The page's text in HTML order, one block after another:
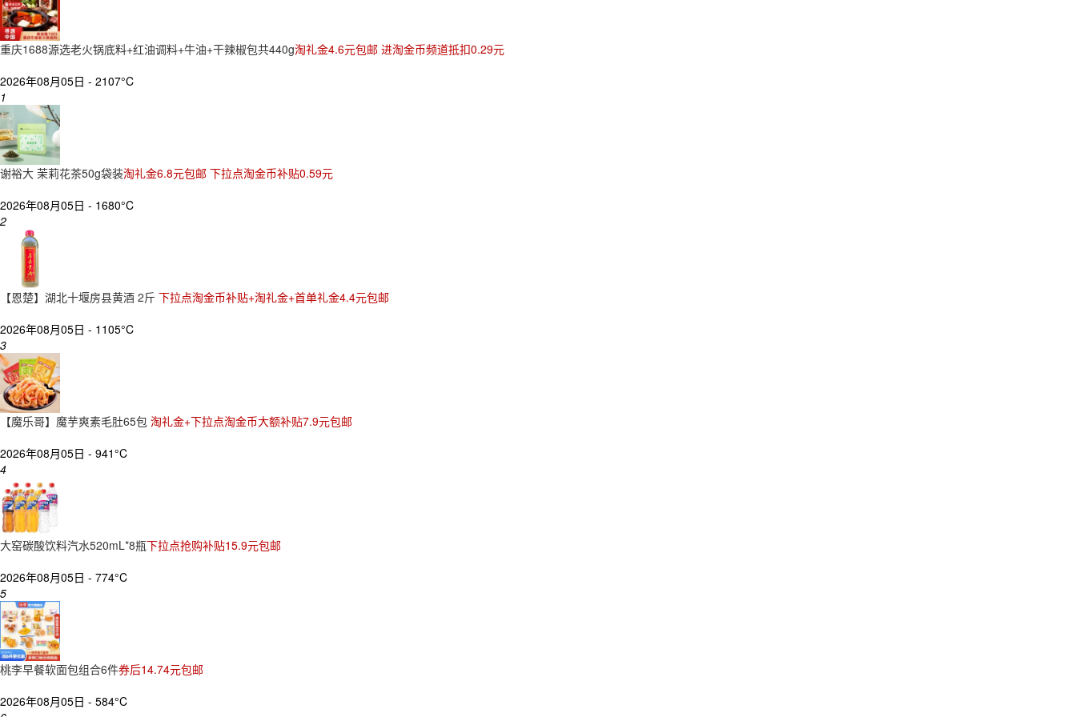
重庆1688源选老火锅底料+红油调料+牛油+干辣椒包共440g淘礼金4.6元包邮 进淘金币频道抵扣0.29元
2026年08月05日 - 2107°C
1
谢裕大 茉莉花茶50g袋装淘礼金6.8元包邮 下拉点淘金币补贴0.59元
2026年08月05日 - 1680°C
2
【恩楚】湖北十堰房县黄酒 2斤 下拉点淘金币补贴+淘礼金+首单礼金4.4元包邮
2026年08月05日 - 1105°C
3
【魔乐哥】魔芋爽素毛肚65包 淘礼金+下拉点淘金币大额补贴7.9元包邮
2026年08月05日 - 941°C
4
大窑碳酸饮料汽水520mL*8瓶下拉点抢购补贴15.9元包邮
2026年08月05日 - 774°C
5
桃李早餐软面包组合6件券后14.74元包邮
2026年08月05日 - 584°C